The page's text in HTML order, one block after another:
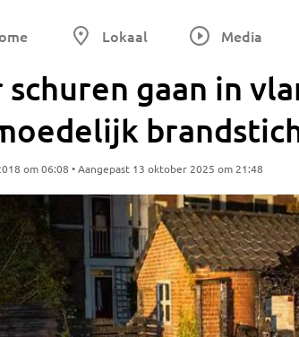
Lokaal Media
gaan in
om 06:08 • Aangepast 13 oktober 2025 om 21:48